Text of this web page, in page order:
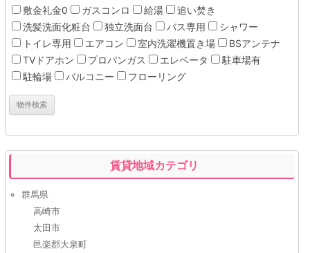
敷金礼金0
ガスコンロ 給湯
追い焚き
洗髪洗面化粧台
独立洗面台 バス専用
シャワー
トイレ専用
エアコン 室内洗濯機置き場
BSアンテナ
TVドアホン
プロパンガス エレベータ
駐車場有
駐輪場
バルコニー フローリング
賃貸地域カテゴリ
群馬県
高崎市
太田市
邑楽郡大泉町